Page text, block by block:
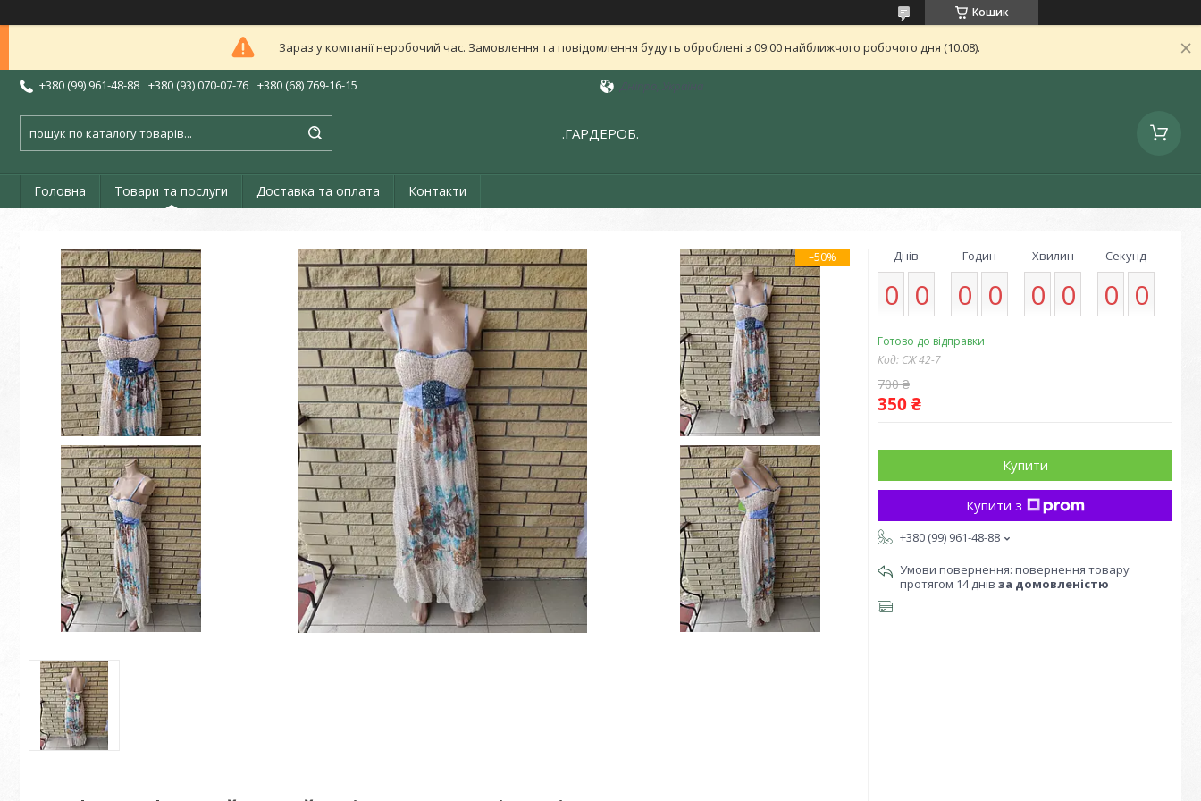
Кошик
Зараз у компанії неробочий час. Замовлення та повідомлення будуть оброблені з 09:00 найближчого робочого дня (10.08).
+380 (99) 961-48-88 +380 (93) 070-07-76 +380 (68) 769-16-15
.ГАРДЕРОБ.
Головна Товари та послуги Доставка та оплата Контакти
–50% Днів
0 0
Годин
0 0
Хвилин
0 0
Секунд
0 0
Готово до відправки
Код: СЖ 42-7
700 ₴
350 ₴
Купити
Купити з
+380 (99) 961-48-88
повернення товару
протягом 14 днів за домовленістю